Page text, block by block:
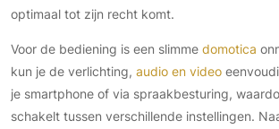
optimaal tot zijn recht komt.
Voor de bediening is een slimme domotica
kun je de verlichting, audio en video
je smartphone of via spraakbesturing,
schakelt tussen verschillende instellingen.